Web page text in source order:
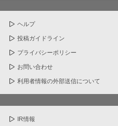
ヘルプ
投稿ガイドライン
プライバシーポリシー
お問い合わせ
利用者情報の外部送信について
IR情報